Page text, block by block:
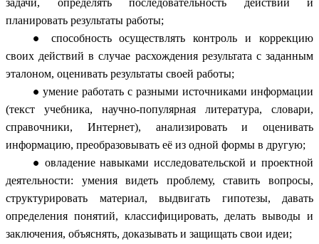
планировать результаты работы;
способность осуществлять контроль и коррекцию
своих действий в случае расхождения результата с заданным
эталоном, оценивать результаты своей работы;
умение работать с разными источниками информации
(текст учебника, научно-популярная литература, словари,
справочники, Интернет), анализировать и оценивать
информацию, преобразовывать её из одной формы в другую;
овладение навыками исследовательской и проектной
деятельности: умения видеть проблему, ставить вопросы,
структурировать материал, выдвигать гипотезы, давать
определения понятий, классифицировать, делать выводы и
заключения, объяснять, доказывать и защищать свои идеи;